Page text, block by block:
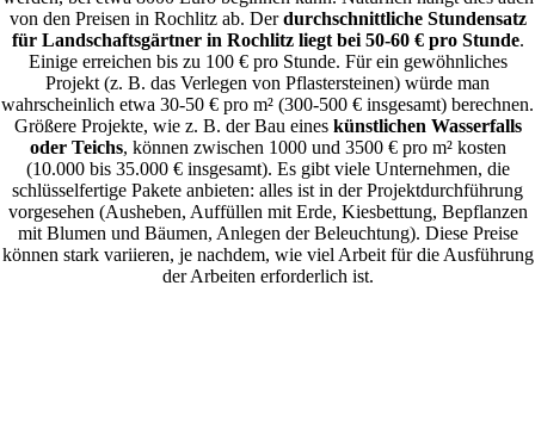
von den Preisen in Rochlitz ab. Derdurchschnittliche Stundensatz
für Landschaftsgärtner in Rochlitz liegt bei 50-60 € pro Stunde.
Einige erreichen bis zu 100 € pro Stunde. Für ein gewöhnliches
Projekt (z. B. das Verlegen von Pflastersteinen) würde man
wahrscheinlich etwa 30-50 € pro m² (300-500 € insgesamt) berechnen.
Größere Projekte, wie z. B. der Bau eines künstlichen Wasserfalls
oder Teichs, können zwischen 1000 und 3500 € pro m² kosten
(10.000 bis 35.000 € insgesamt). Es gibt viele Unternehmen, die
schlüsselfertige Pakete anbieten: alles ist in der Projektdurchführung
vorgesehen (Ausheben, Auffüllen mit Erde, Kiesbettung, Bepflanzen
mit Blumen und Bäumen, Anlegen der Beleuchtung). Diese Preise
können stark variieren, je nachdem, wie viel Arbeit für die Ausführung
der Arbeiten erforderlich ist.